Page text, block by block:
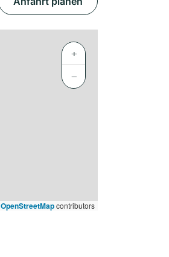
+
−
OpenStreetMapcontributors